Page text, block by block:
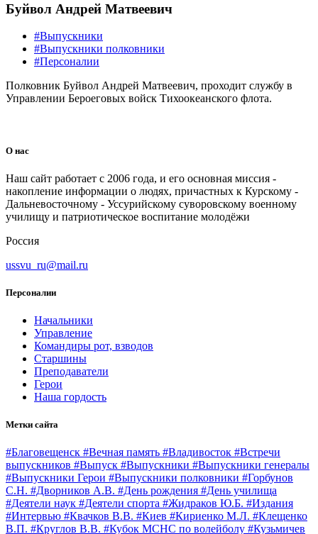
Буйвол Андрей Матвеевич
#Выпускники
#Выпускники полковники
#Персоналии
Полковник Буйвол Андрей Матвеевич, проходит службу в
Управлении Бероеговых войск Тихоокеанского флота.
О нас
Наш сайт работает с 2006 года, и его основная миссия -
накопление информации о людях, причастных к Курскому -
Дальневосточному - Уссурийскому суворовскому военному
училищу и патриотическое воспитание молодёжи
Россия
ussvu_ru@mail.ru
Персоналии
Начальники
Управление
Командиры рот, взводов
Старшины
Преподаватели
Герои
Наша гордость
Метки сайта
#Благовещенск #Вечная память #Владивосток #Встречи
выпускников #Выпуск #Выпускники #Выпускники генералы
#Выпускники Герои #Выпускники полковники #Горбунов
С.Н. #Дворников А.В. #День рождения #День училища
#Деятели наук #Деятели спорта #Жидраков Ю.Б. #Издания
#Интервью #Квачков В.В. #Киев #Кириенко М.Л. #Клещенко
В.П. #Круглов В.В. #Кубок МСНС по волейболу #Кузьмичев